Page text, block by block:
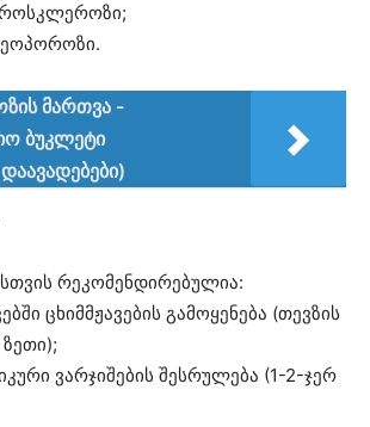
მართვა -
ბუკლეტი
რეკომენდირებულია:
გამოყენება (თევზის
ზეთი);
შესრულება (1-2-ჯერ